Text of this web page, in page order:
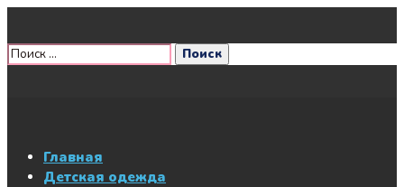
Главная
Детская одежда